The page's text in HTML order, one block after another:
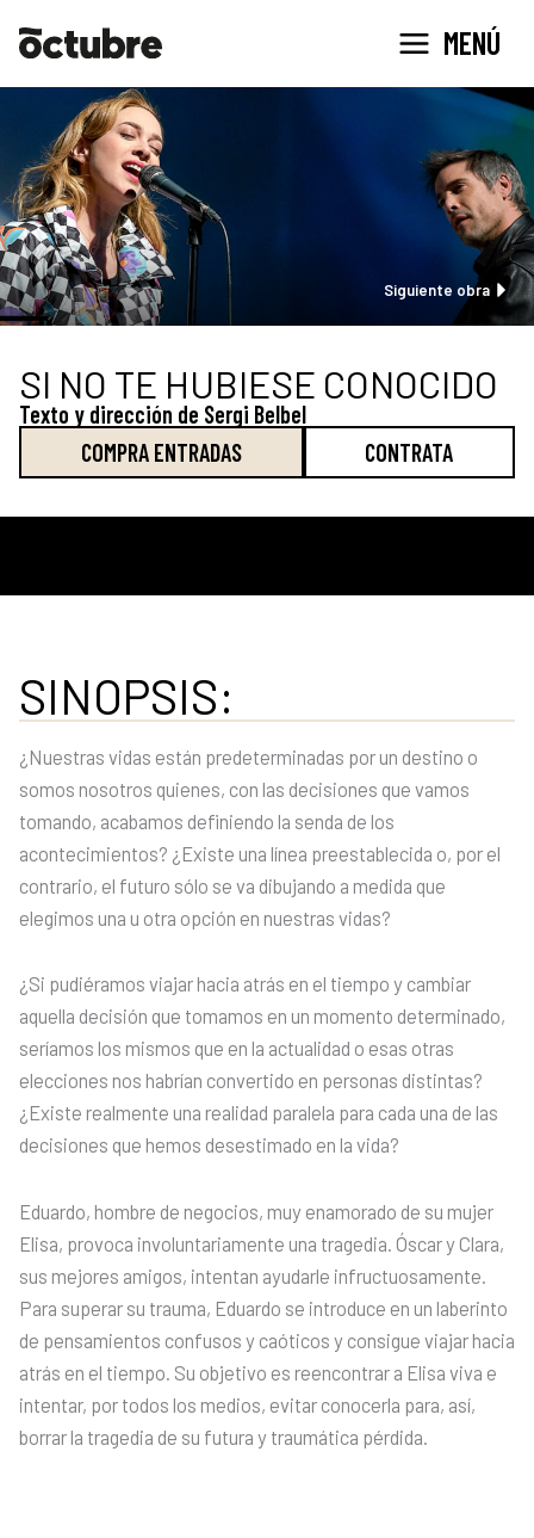
MENÚ
Siguiente obra
SI NO TE HUBIESE CONOCIDO
Texto y dirección de Sergi Belbel
COMPRA ENTRADAS
CONTRATA
SINOPSIS:
¿Nuestras vidas están predeterminadas por un destino o
somos nosotros quienes, con las decisiones que vamos
tomando, acabamos definiendo la senda de los
acontecimientos? ¿Existe una línea preestablecida o, por el
contrario, el futuro sólo se va dibujando a medida que
elegimos una u otra opción en nuestras vidas?
¿Si pudiéramos viajar hacia atrás en el tiempo y cambiar
aquella decisión que tomamos en un momento determinado,
seríamos los mismos que en la actualidad o esas otras
elecciones nos habrían convertido en personas distintas?
¿Existe realmente una realidad paralela para cada una de las
decisiones que hemos desestimado en la vida?
Eduardo, hombre de negocios, muy enamorado de su mujer
Elisa, provoca involuntariamente una tragedia. Óscar y Clara,
sus mejores amigos, intentan ayudarle infructuosamente.
Para superar su trauma, Eduardo se introduce en un laberinto
de pensamientos confusos y caóticos y consigue viajar hacia
atrás en el tiempo. Su objetivo es reencontrar a Elisa viva e
intentar, por todos los medios, evitar conocerla para, así,
borrar la tragedia de su futura y traumática pérdida.